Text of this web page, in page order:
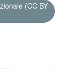
(CC BY